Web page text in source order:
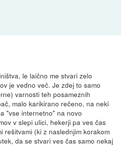
le laično me stvari zelo
je vedno več. Je zdej to samo
varnosti teh posameznih
malo karikirano rečeno, na neki
"vse internetno" na novo
v slepi ulici, hekerji pa ves čas
rešitvami (ki z naslednjim korakom
da se stvari ves čas samo nekaj